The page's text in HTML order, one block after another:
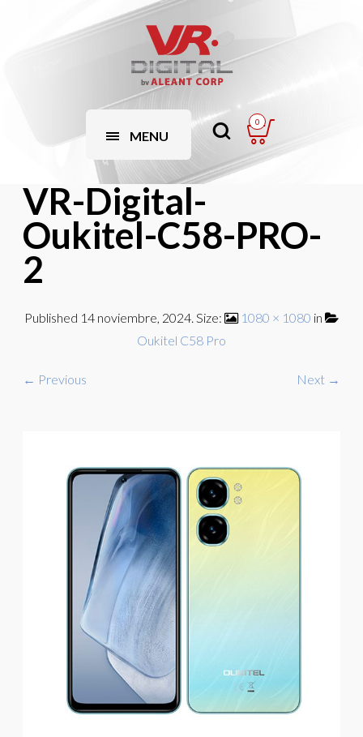
MENU
0
VR-Digital-
Oukitel-C58-PRO-
2
Published 14 noviembre, 2024. Size: 1080 × 1080 in
Oukitel C58 Pro
← Previous Next →